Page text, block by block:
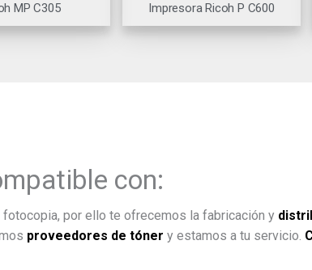
MP C305
Impresora Ricoh P C600
con:
por ello te ofrecemos la fabricación y
proveedores de tóner y estamos a tu servicio.